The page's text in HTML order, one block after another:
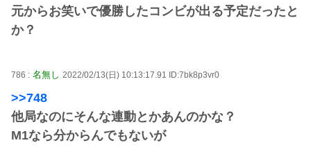
元からお笑いで優勝したコンビが出る予定だったと
か？
786 : 名無し 2022/02/13(日) 10:13:17.91 ID:7bk8p3vr0
>>748
他局なのにそんな連動とかあんのかな？
M1なら分からんでもないが